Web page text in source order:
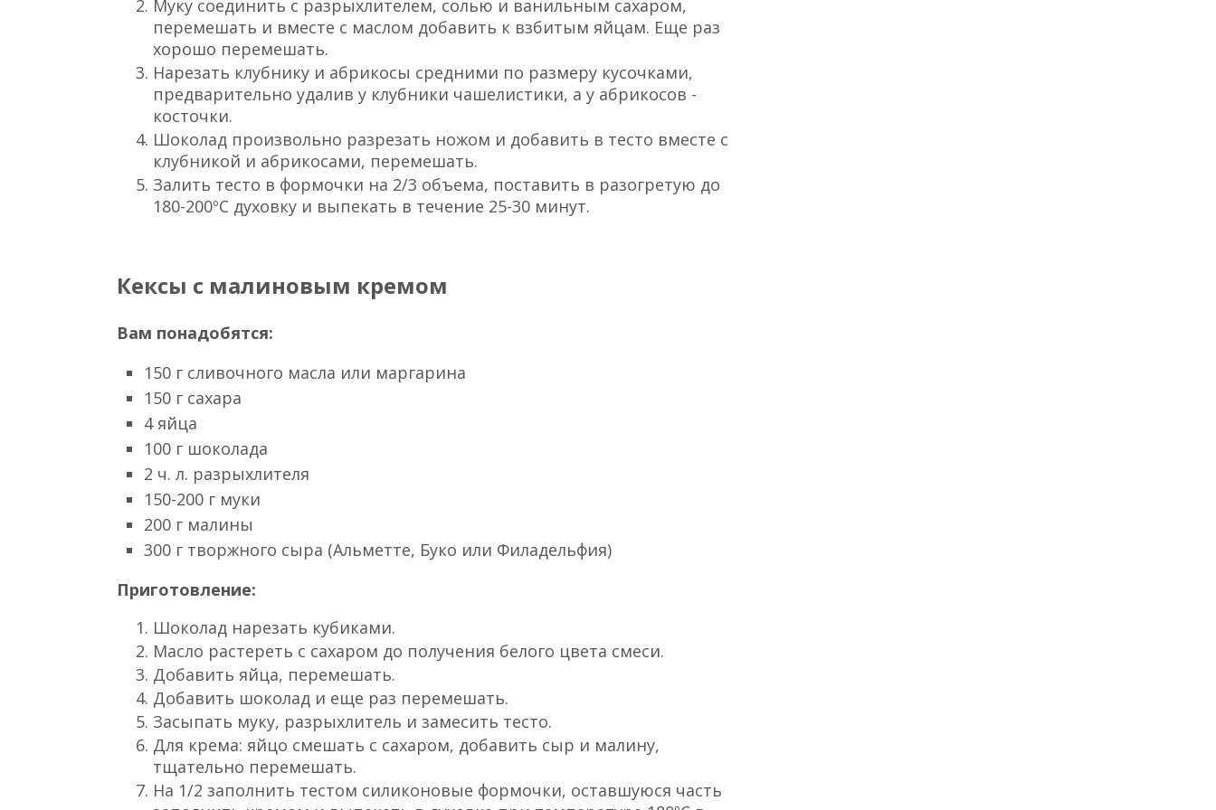
9 шт. клубники
2 яйца
180 г муки
80 г сахара
6 г разрыхлителя
50 г шоколада
50 г оливкового масла
ванильный сахар
щепотка соли
Яйца взбить с сахаром.
перемешать и вместе с маслом добавить к взбитым яйцам. Еще раз
Нарезать клубнику и абрикосы средними по размеру кусочками,
предварительно удалив у клубники чашелистики, а у абрикосов -
косточки.
Шоколад произвольно разрезать ножом и добавить в тесто вместе с
клубникой и абрикосами, перемешать.
Залить тесто в формочки на 2/3 объема, поставить в разогретую до
180-200ºC духовку и выпекать в течение 25-30 минут.
Кексы с малиновым кремом
Вам понадобятся:
150 г сливочного масла или маргарина
150 г сахара
4 яйца
100 г шоколада
2 ч. л. разрыхлителя
150-200 г муки